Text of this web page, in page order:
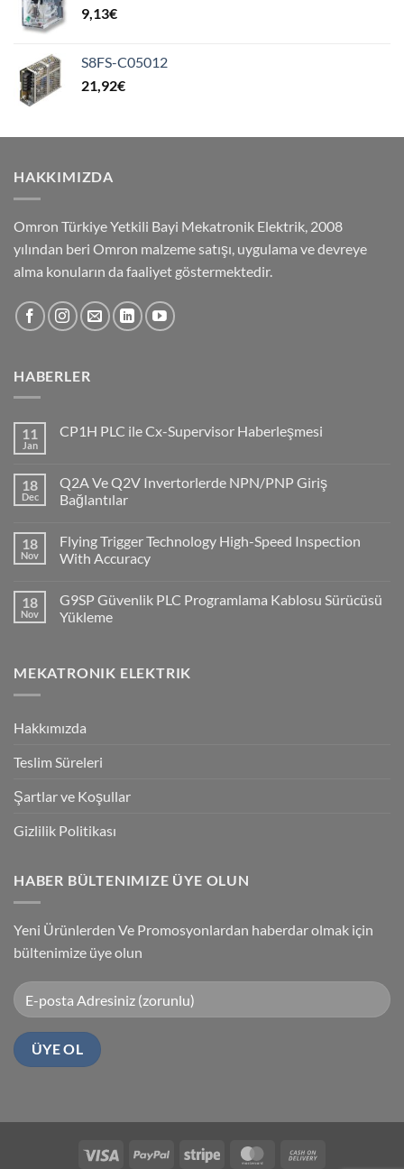
9,13€
S8FS-C05012
21,92€
HAKKIMIZDA
Omron Türkiye Yetkili Bayi Mekatronik Elektrik, 2008
yılından beri Omron malzeme satışı, uygulama ve devreye
alma konuların da faaliyet göstermektedir.
HABERLER
11
Jan
CP1H PLC ile Cx-Supervisor Haberleşmesi
CP1H
PLC
ile
Haberleşmesi
18
Dec
Q2A Ve Q2V Invertorlerde NPN/PNP Giriş
Bağlantılar
on
Q2A
Ve
NPN/PNP
Giriş
Bağlantılar
18
Nov
Flying Trigger Technology High-Speed Inspection
With Accuracy
on
Flying
Trigger
Inspection
With
18
Nov
G9SP Güvenlik PLC Programlama Kablosu Sürücüsü
Yükleme
G9SP
Güvenlik
Sürücüsü
MEKATRONIK ELEKTRIK
Hakkımızda
Teslim Süreleri
Şartlar ve Koşullar
Gizlilik Politikası
HABER BÜLTENIMIZE ÜYE OLUN
Yeni Ürünlerden Ve Promosyonlardan haberdar olmak için
bültenimize üye olun
Visa PayPal Stripe MasterCard